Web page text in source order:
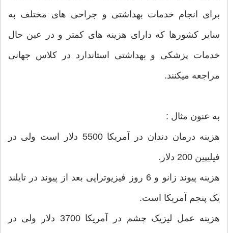
برای انجام خدمات بهداشتی و جراحی های مختلف به
سایر کشورها که دارای هزینه های کمتر و در عین حال
خدمات پزشکی و بهداشتی استاندارد در کلاس جهانی
مراجعه میکنند.
به عنون مثال :
هزینه درمان دندان در آمریکا 5500 دلار است ولی در
فیلیپین 200 دلار.
هزینه پیوند زانو و 6 روز فیزیوتراپی بعد از پیوند در تایلند
یک پنجم آمریکا است.
هزینه عمل لیزیک چشم در آمریکا 3700 دلار ولی در